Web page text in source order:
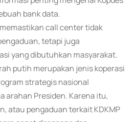
bank data.
call center tidak
tetapi juga
yang dibutuhkan masyarakat.
putih merupakan jenis koperasi
strategis nasional
arahan Presiden. Karena itu,
atau pengaduan terkait KDKMP